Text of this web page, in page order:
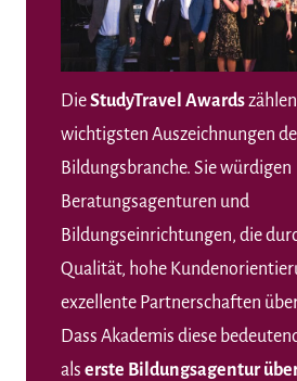
DieStudyTravel Awards
wichtigsten Auszeichnungen
Bildungsbranche. Sie würdigen
Beratungsagenturen und
Bildungseinrichtungen, die
Qualität, hohe
exzellente Partnerschaften
Dass Akademis diese
als erste Bildungsagentur